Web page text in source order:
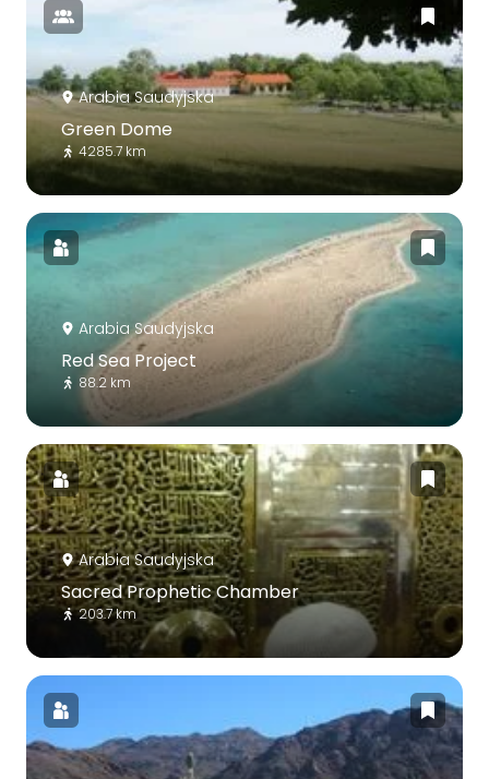
Arabia Saudyjska
Green Dome
4285.7 km
Arabia Saudyjska
Red Sea Project
88.2 km
Arabia Saudyjska
Sacred Prophetic Chamber
203.7 km